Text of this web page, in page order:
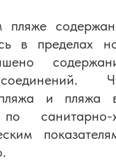
пляже
в пределах
пляжа и пляжа
санитарно-